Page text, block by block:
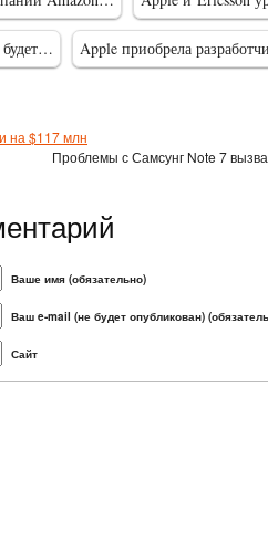
Apple приобрела
на $117 млн
Проблемы с Самсунг Note 7
Ваше имя (обязательно)
Ваш e-mail (не будет опубликован)
Сайт